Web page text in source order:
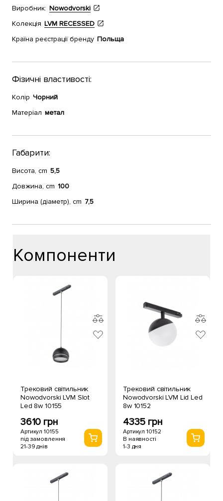
Виробник: Nowodvorski
Колекція LVM RECESSED
Країна реєстрації бренду Польща
Фізичні властивості:
Колір Чорний
Матеріал метал
Габарити:
Висота, cm 5,5
Довжина, cm 100
Ширина (діаметр), cm 7,5
Компоненти
Трековий світильник
Nowodvorski LVM Slot
Led 8w 10155
3610 грн
Артикул 10155
під замовлення
21-39 днів
Трековий світильник
Nowodvorski LVM Lid Led
8w 10152
4335 грн
Артикул 10152
В наявності
1-3 дня